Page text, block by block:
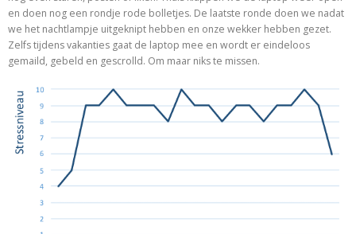
en doen nog een rondje rode bolletjes. De laatste ronde doen we nadat
we het nachtlampje uitgeknipt hebben en onze wekker hebben gezet.
Zelfs tijdens vakanties gaat de laptop mee en wordt er eindeloos
gemaild, gebeld en gescrolld. Om maar niks te missen.